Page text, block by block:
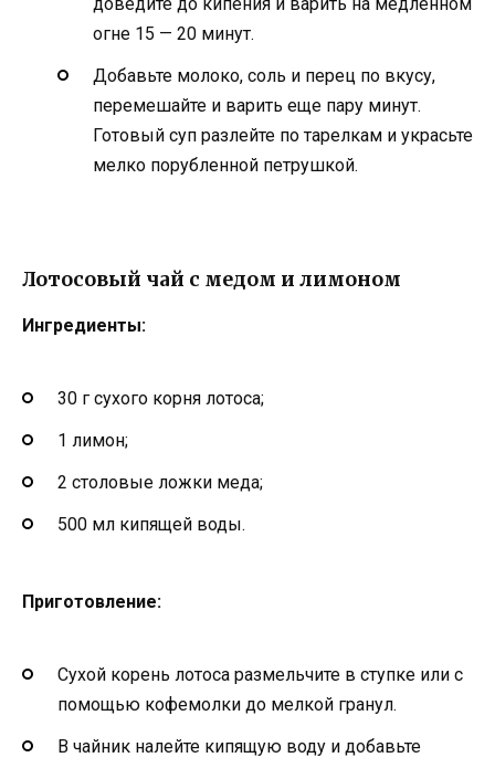
огне 15 — 20 минут.
Добавьте молоко, соль и перец по вкусу,
перемешайте и варить еще пару минут.
Готовый суп разлейте по тарелкам и украсьте
мелко порубленной петрушкой.
Лотосовый чай с медом и лимоном
Ингредиенты:
30 г сухого корня лотоса;
1 лимон;
2 столовые ложки меда;
500 мл кипящей воды.
Приготовление:
Сухой корень лотоса размельчите в ступке или с
помощью кофемолки до мелкой гранул.
В чайник налейте кипящую воду и добавьте